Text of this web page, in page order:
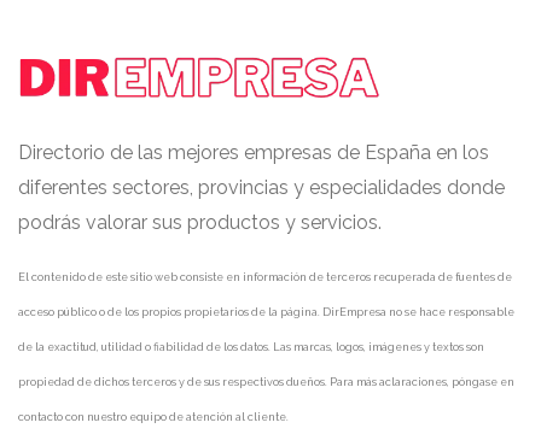
Directorio de las mejores empresas de España en los
diferentes sectores, provincias y especialidades donde
podrás valorar sus productos y servicios.
El contenido de este sitio web consiste en información de terceros recuperada de fuentes de
acceso público o de los propios propietarios de la página. DirEmpresa no se hace responsable
de la exactitud, utilidad o fiabilidad de los datos. Las marcas, logos, imágenes y textos son
propiedad de dichos terceros y de sus respectivos dueños. Para más aclaraciones, póngase en
contacto con nuestro equipo de atención al cliente.